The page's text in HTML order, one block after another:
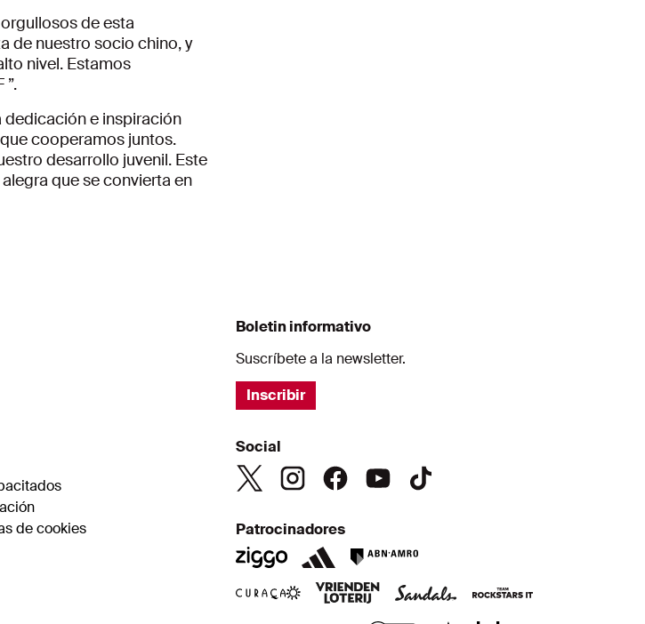
de esta
de nuestro socio chino, y
nivel. Estamos
dedicación e inspiración
cooperamos juntos.
desarrollo juvenil. Este
que se convierta en
de cookies
Boletin informativo
Suscríbete a la newsletter.
Inscribir
Social
Patrocinadores